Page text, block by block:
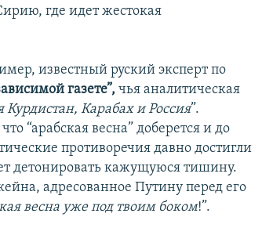
где идет жестокая
известный руский эксперт по
газете”, чья аналитическая
Курдистан, Карабах и Россия”.
“арабская весна” доберется и до
противоречия давно достигли
детонировать кажущуюся тишину.
адресованное Путину перед его
весна уже под твоим боком!”.